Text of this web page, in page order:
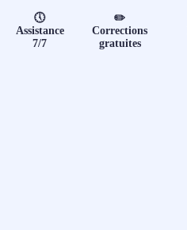
🕔
Assistance
7/7
✏️
Corrections
gratuites